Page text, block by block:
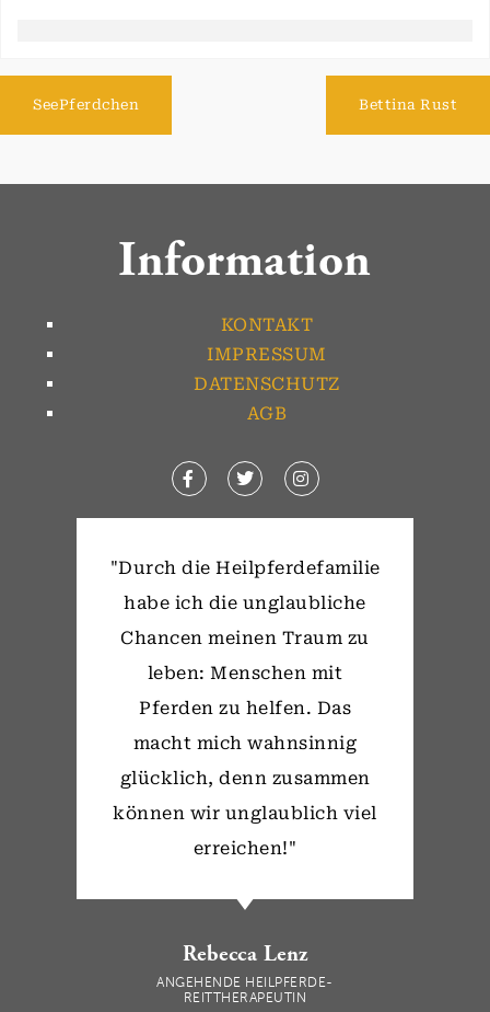
SeePferdchen Bettina Rust
Information
KONTAKT
IMPRESSUM
DATENSCHUTZ
AGB
"Durch die Heilpferdefamilie
habe ich die unglaubliche
Chancen meinen Traum zu
leben: Menschen mit
Pferden zu helfen. Das
macht mich wahnsinnig
glücklich, denn zusammen
können wir unglaublich viel
erreichen!"
Rebecca Lenz
ANGEHENDE HEILPFERDE-
REITTHERAPEUTIN